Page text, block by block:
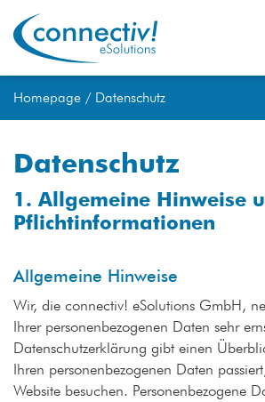
Homepage Datenschutz
Datenschutz
1. Allgemeine Hinweise
Pflichtinformationen
Allgemeine Hinweise
Wir, die connectiv! eSolutions GmbH,
Ihrer personenbezogenen Daten sehr
Datenschutzerklärung gibt einen
Ihren personenbezogenen Daten
Website besuchen. Personenbezogene